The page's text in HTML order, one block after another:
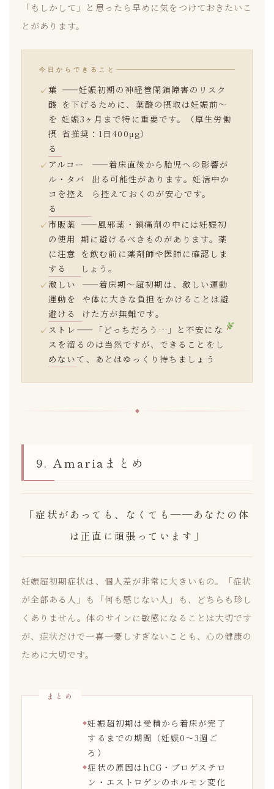
「もしかして」と思ったら早めに気をつけておきたいこ
とがあります。
今日からできること
葉
酸
を
摂
る
——妊娠初期の神経管閉鎖障害のリスク
を下げるために、葉酸の摂取は妊娠前〜
妊娠3ヶ月まで特に重要です。（厚生労働
省推奨：1日400μg）
アルコー
ル・タバ
コを控え
る
——着床直後から胎児への影響が
出る可能性があります。妊活中か
ら控えておくのが安心です。
市販薬
の使用
に注意
する
——風邪薬・鎮痛剤の中には妊娠初
期に避けるべきものがあります。薬
を飲む前に薬剤師や医師に確認しま
しょう。
激しい
運動を
避ける
——着床期〜超初期は、激しい運動
や体に大きな負担をかけることは避
けた方が無難です。
ストレ
スを溜
めない
——「どっちだろう…」と不安にな
るのは当然ですが、できることをし
て、あとはゆっくり待ちましょう
9. Amariaまとめ
「症状があっても、なくても——あなたの体
は正直に頑張っています」
妊娠超初期症状は、個人差が非常に大きいもの。「症状
が全部ある人」も「何も感じない人」も、どちらも珍し
くありません。体のサインに敏感になることは大切です
が、症状だけで一喜一憂しすぎないことも、心の健康の
ために大切です。
妊娠超初期は受精から着床が完了
するまでの期間（妊娠0〜3週ご
ろ）
症状の原因はhCG・プロゲステロ
ン・エストロゲンのホルモン変化